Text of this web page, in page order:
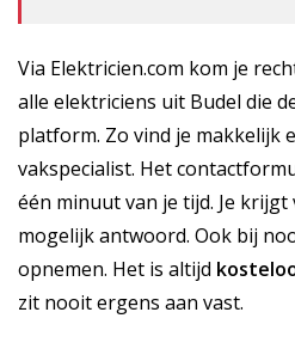
Via Elektricien.com kom je
alle elektriciens uit Budel die
platform. Zo vind je makkelijk
vakspecialist. Het
één minuut van je tijd. Je
mogelijk antwoord. Ook bij
opnemen. Het is altijd
zit nooit ergens aan vast.